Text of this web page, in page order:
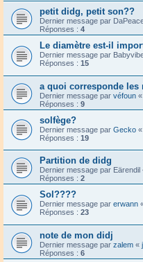
petit didg, petit son??
Dernier message par
Réponses : 4
Le diamètre est-il
Dernier message par
Réponses : 15
a quoi corresponde les
Dernier message par véfoun «
Réponses : 9
solfège?
Dernier message par Gecko «
Réponses : 19
Partition de didg
Dernier message par Eärendil
Réponses : 2
Sol????
Dernier message par erwann
Réponses : 23
note de mon didj
Dernier message par zalem «
Réponses : 6